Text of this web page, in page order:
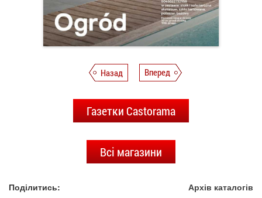
Назад Вперед
Газетки Castorama
Всі магазини
Поділитись: Архів каталогів